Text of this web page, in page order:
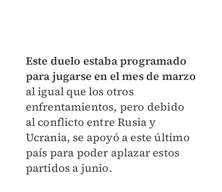
Este duelo estaba programado
para jugarse en el mes de marzo
al igual que los otros
enfrentamientos, pero debido
al conflicto entre Rusia y
Ucrania, se apoyó a este último
país para poder aplazar estos
partidos a junio.